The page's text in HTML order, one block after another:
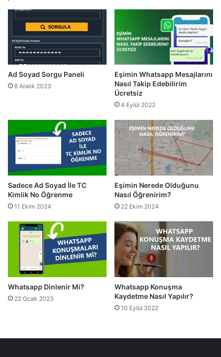
Ad Soyad Sorgu Paneli
8 Aralık 2023
Eşimin Whatsapp Mesajlarını
Nasıl Takip Edebilirim
Ücretsiz
4 Eylül 2022
Sadece Ad Soyad İle TC
Kimlik No Öğrenme
11 Ekim 2024
Eşimin Nerede Olduğunu
Nasıl Öğrenirim?
22 Ekim 2024
Whatsapp Dinlenir Mi?
22 Ocak 2023
Whatsapp Konuşma
Kaydetme Nasıl Yapılır?
10 Eylül 2022